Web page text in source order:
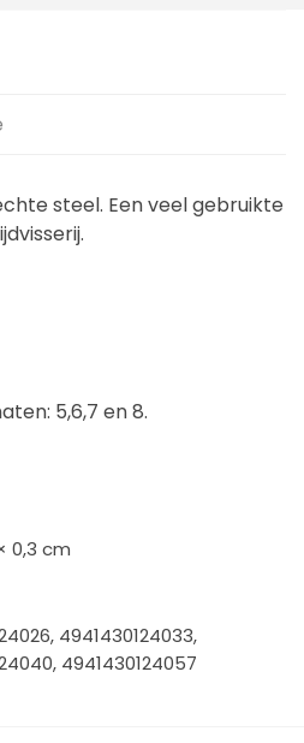
steel. Een veel gebruikte
5,6,7 en 8.
0,3 cm
4941430124033,
4941430124057